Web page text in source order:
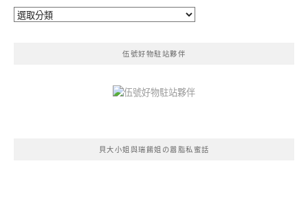
分
伍號好物駐站夥伴
貝大小姐與瑞餚姐の囂脂私蜜話